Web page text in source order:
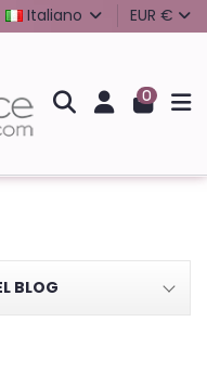
Italiano EUR €
0
BLOG